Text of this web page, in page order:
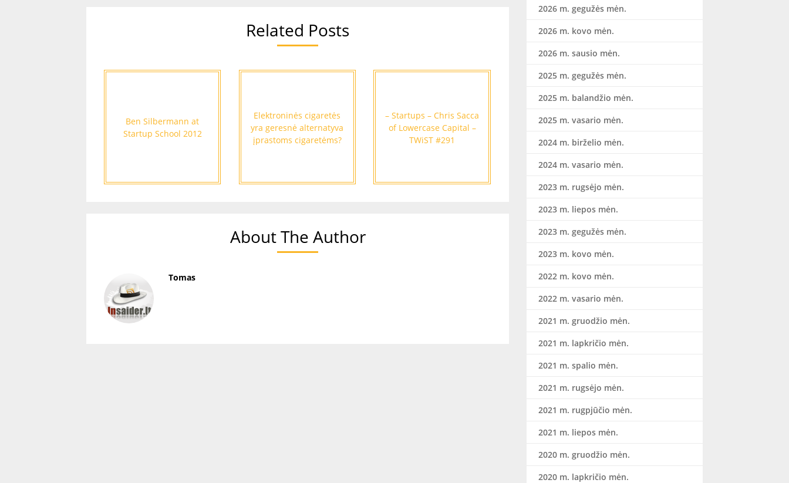
Related Posts
Ben Silbermann at
Startup School 2012
Elektroninės cigaretės
yra geresnė alternatyva
įprastoms cigaretėms?
– Startups – Chris Sacca
of Lowercase Capital –
TWiST #291
About The Author
Tomas
2026 m. gegužės mėn.
2026 m. kovo mėn.
2026 m. sausio mėn.
2025 m. gegužės mėn.
2025 m. balandžio mėn.
2025 m. vasario mėn.
2024 m. birželio mėn.
2024 m. vasario mėn.
2023 m. rugsėjo mėn.
2023 m. liepos mėn.
2023 m. gegužės mėn.
2023 m. kovo mėn.
2022 m. kovo mėn.
2022 m. vasario mėn.
2021 m. gruodžio mėn.
2021 m. lapkričio mėn.
2021 m. spalio mėn.
2021 m. rugsėjo mėn.
2021 m. rugpjūčio mėn.
2021 m. liepos mėn.
2020 m. gruodžio mėn.
2020 m. lapkričio mėn.